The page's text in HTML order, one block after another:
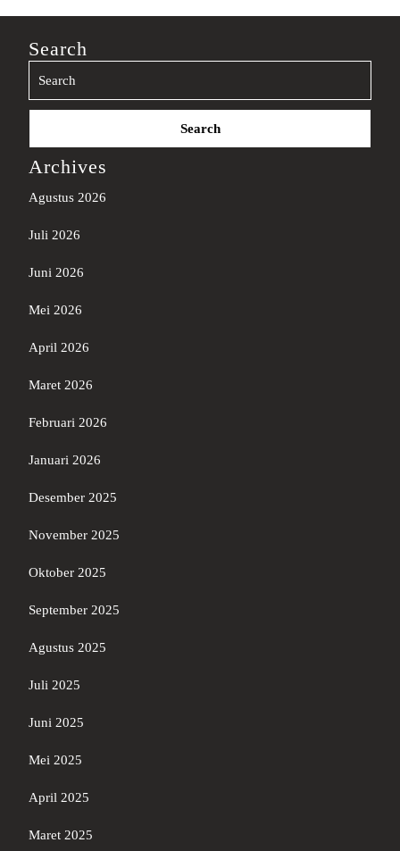
Search
Search
Archives
Agustus 2026
Juli 2026
Juni 2026
Mei 2026
April 2026
Maret 2026
Februari 2026
Januari 2026
Desember 2025
November 2025
Oktober 2025
September 2025
Agustus 2025
Juli 2025
Juni 2025
Mei 2025
April 2025
Maret 2025